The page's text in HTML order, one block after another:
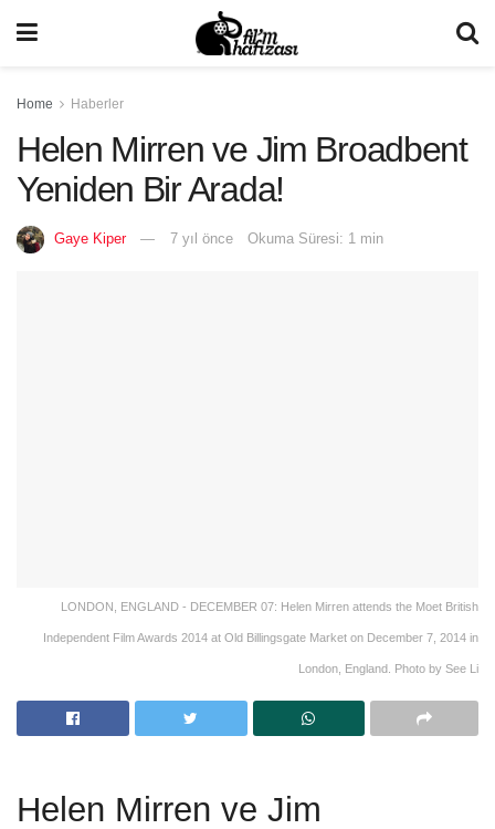
Home Haberler
Helen Mirren ve Jim Broadbent
Yeniden Bir Arada!
Gaye Kiper 7 yıl önce Okuma Süresi: 1 min
LONDON, ENGLAND - DECEMBER 07: Helen Mirren attends the Moet British
Independent Film Awards 2014 at Old Billingsgate Market on December 7, 2014 in
London, England. Photo by See Li
Helen Mirren ve Jim